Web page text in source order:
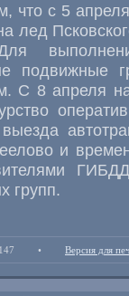
что с 5
лед
подвижные
С 8 апреля
и
групп.
• Версия для